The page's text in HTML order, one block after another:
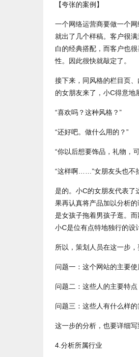
【夸张的案例】
一个网络运营商要做一个
就出了几个样稿。客户很
白的经典搭配，而客户也
性。因此很快就敲定了。
接下来，同风格的栏目页
的女朋友来了，小C得意地
“喜欢吗？这种风格？”
“还好吧。做什么用的？”
“你以后想要饰品，礼物，
“这样啊……”女朋友头也不
是的。小C的女朋友代表了
果再认真将产品加以分析
是女孩子拖着男孩子逛。
小C是位有点特地独行的设
所以，策划人员在这一步
问题一：这个网站的主要
问题二：这些人的主要特点
问题三：这些人有什么样的
这一步的分析，也要详细写
4.分析所属行业